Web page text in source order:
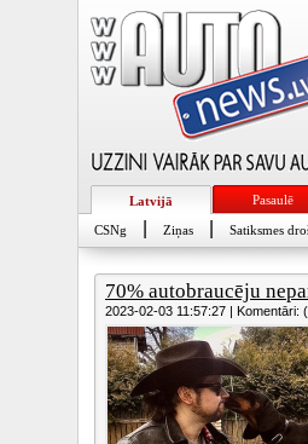
Latvijā Pasaulē
CSNg Ziņas Satiksmes
70% autobraucēju
2023-02-03 11:57:27 | Komentāri: (